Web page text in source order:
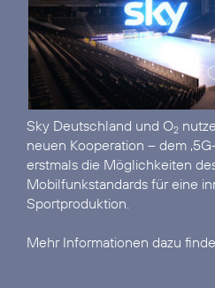
Sky Deutschland und O2
neuen Kooperation – dem
erstmals die Möglichkeiten
Mobilfunkstandards für eine
Sportproduktion.
Mehr Informationen dazu